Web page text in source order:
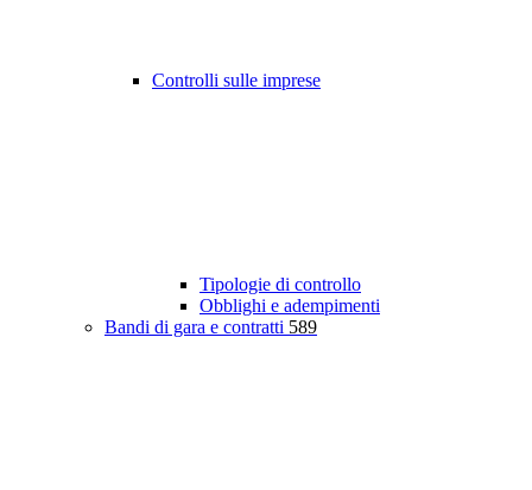
Controlli sulle imprese
Tipologie di controllo
Obblighi e adempimenti
Bandi di gara e contratti 589